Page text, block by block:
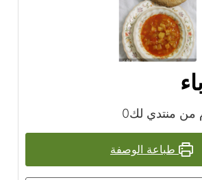
من منتدي لك0
طباعة الوصفة